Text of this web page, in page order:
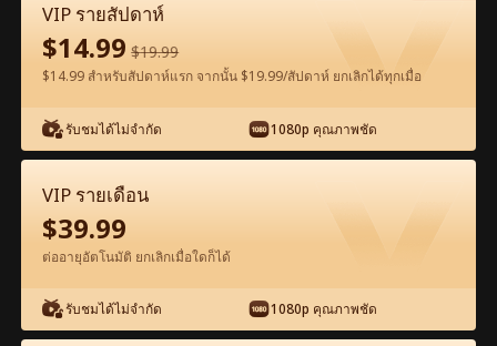
ปลดล็อกทันที
ดูฟรีในแอป
VIP รายสัปดาห์
$14.99 $19.99
$14.99 สำหรับสัปดาห์แรก จากนั้น $19.99/สัปดาห์ ยกเลิกได้ทุกเมื่อ
รับชมได้ไม่จำกัด 1080p คุณภาพชัด
VIP รายเดือน
$39.99
ต่ออายุอัตโนมัติ ยกเลิกเมื่อใดก็ได้
รับชมได้ไม่จำกัด 1080p คุณภาพชัด